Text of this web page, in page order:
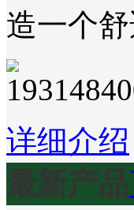
造一个
详细介绍
最新产品